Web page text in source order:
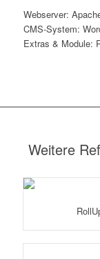
Webserver:
CMS-System:
Extras & Module:
Weitere